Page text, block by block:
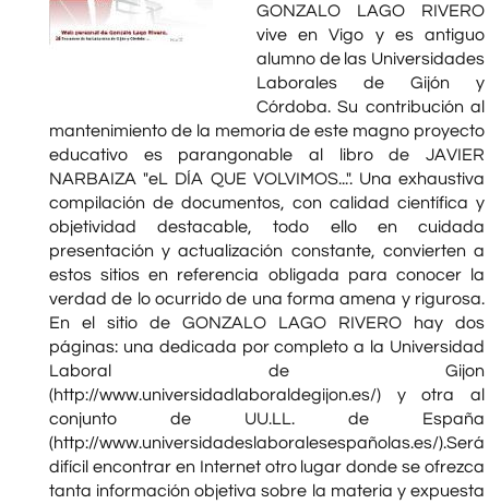
GONZALO LAGO RIVERO
vive en Vigo y es antiguo
alumno de las Universidades
Laborales de Gijón y
Córdoba. Su contribución al
mantenimiento de la memoria de este magno proyecto
educativo es parangonable al libro de JAVIER
NARBAIZA "eL DÍA QUE VOLVIMOS...". Una exhaustiva
compilación de documentos, con calidad científica y
objetividad destacable, todo ello en cuidada
presentación y actualización constante, convierten a
estos sitios en referencia obligada para conocer la
verdad de lo ocurrido de una forma amena y rigurosa.
En el sitio de GONZALO LAGO RIVERO hay dos
páginas: una dedicada por completo a la Universidad
Laboral de Gijon
(http://www.universidadlaboraldegijon.es/) y otra al
conjunto de UU.LL. de España
(http://www.universidadeslaboralesespañolas.es/).Será
difícil encontrar en Internet otro lugar donde se ofrezca
tanta información objetiva sobre la materia y expuesta